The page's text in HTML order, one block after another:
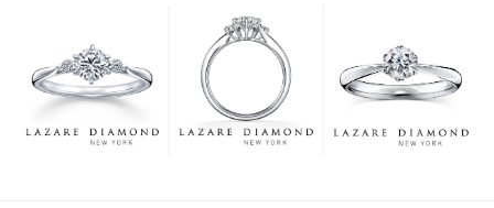
られ120年を超えた今もなおダイヤモンドの美しい輝き
にこだわり続けています。私たちの願いは、この生涯変
わらないワン＆オンリーの輝きを幸せの象徴として、い
つも、ずっと、身に着けていただくことです。